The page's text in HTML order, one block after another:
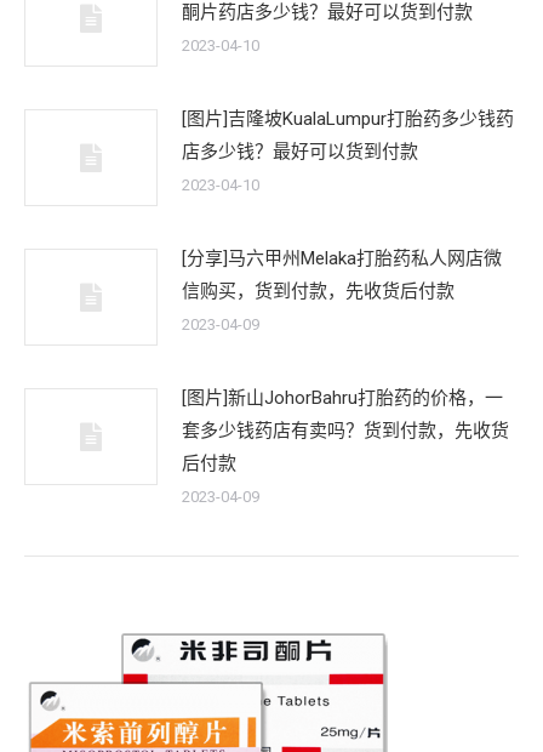
酮片药店多少钱？最好可以货到付款
2023-04-10
[图片]吉隆坡KualaLumpur打胎药多少钱药
店多少钱？最好可以货到付款
2023-04-10
[分享]马六甲州Melaka打胎药私人网店微
信购买，货到付款，先收货后付款
2023-04-09
[图片]新山JohorBahru打胎药的价格，一
套多少钱药店有卖吗？货到付款，先收货
后付款
2023-04-09